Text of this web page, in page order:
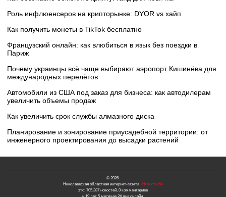
Роль инфлюенсеров на крипторынке: DYOR vs хайп
Как получить монеты в TikTok бесплатно
Французский онлайн: как влюбиться в язык без поездки в
Париж
Почему украинцы всё чаще выбирают аэропорт Кишинёва для
международных перелётов
Автомобили из США под заказ для бизнеса: как автодилерам
увеличить объемы продаж
Как увеличить срок службы алмазного диска
Планирование и зонирование приусадебной территории: от
инженерного проектирования до высадки растений
© 2026.
Николаевская областная интернет-газета «Новости N»
это: 705,387 новостей, 0 комментариев
и 19 лет 5 месяцев 24 дня онлайн.